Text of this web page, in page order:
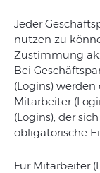
Jeder
nutzen zu
Zustimmung
Bei
(Logins) werden
Mitarbeiter(
(Logins) der sich
obligatorische
Für Mitarbeiter(